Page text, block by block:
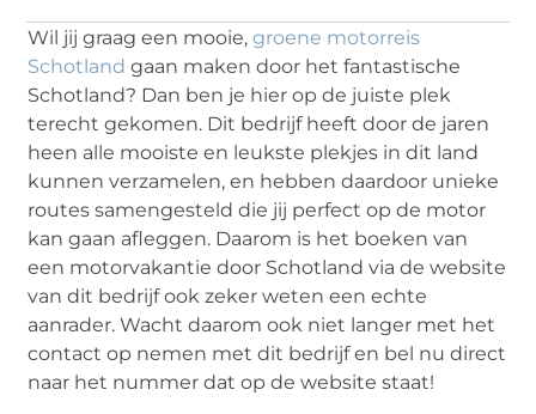
Wil jij graag een mooie,groene motorreis
Schotland gaan maken door het fantastische
Schotland? Dan ben je hier op de juiste plek
terecht gekomen. Dit bedrijf heeft door de jaren
heen alle mooiste en leukste plekjes in dit land
kunnen verzamelen, en hebben daardoor unieke
routes samengesteld die jij perfect op de motor
kan gaan afleggen. Daarom is het boeken van
een motorvakantie door Schotland via de website
van dit bedrijf ook zeker weten een echte
aanrader. Wacht daarom ook niet langer met het
contact op nemen met dit bedrijf en bel nu direct
naar het nummer dat op de website staat!